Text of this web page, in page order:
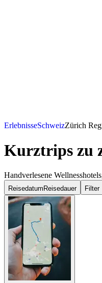
ErlebnisseSchweizZürich
Kurztrips zu
Handverlesene
Reisedatum Reisedauer Filter